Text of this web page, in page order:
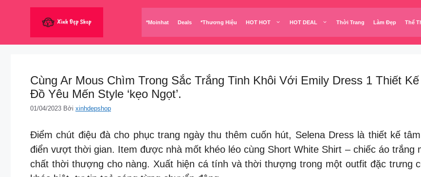
*Moinhat Deals *Thương Hiệu HOT HOT HOT DEAL Thời Trang Làm Đẹp Thể
Cùng Ar Mous Chìm Trong Sắc Trắng Tinh Khôi Với Emily Dress 1 Thiết
Đồ Yêu Mến Style ‘kẹo Ngọt’.
01/04/2023 Bởi xinhdepshop
Điểm chút điệu đà cho phục trang ngày thu thêm cuốn hút, Selena Dress là thiết kế
điển vượt thời gian. Item được nhà mốt khéo léo cùng Short White Shirt – chiếc áo trắng
chất thời thượng cho nàng. Xuất hiện cá tính và thời thượng trong một outfit đặc trưng